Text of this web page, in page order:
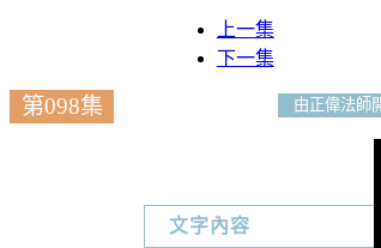
上一集
下一集
第098集 由正偉法師
文字內容